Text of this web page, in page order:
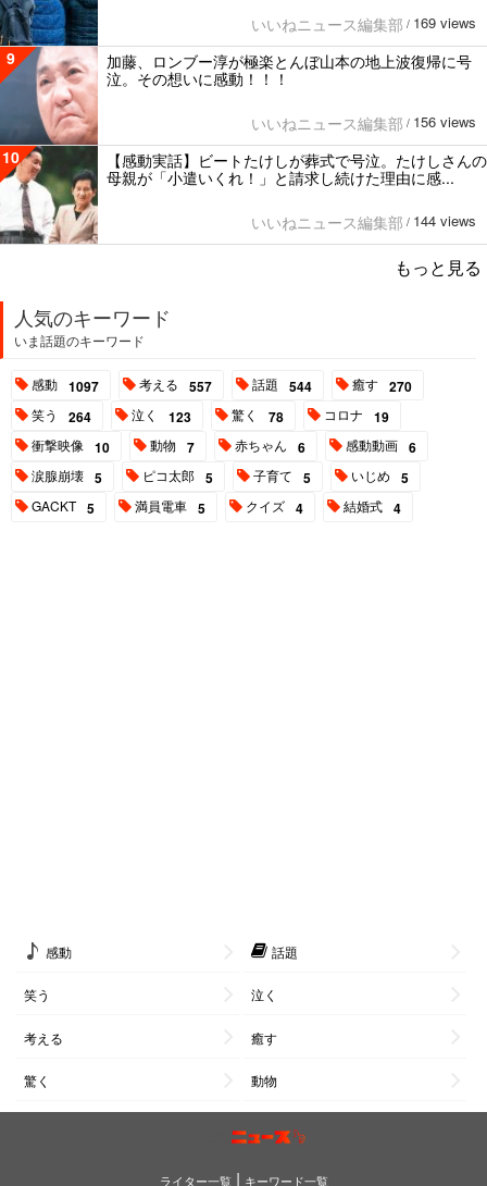
いいねニュース編集部 / 169 views
9
加藤、ロンブー淳が極楽とんぼ山本の地上波復帰に号
泣。その想いに感動！！！
いいねニュース編集部 / 156 views
10
【感動実話】ビートたけしが葬式で号泣。たけしさんの
母親が「小遣いくれ！」と請求し続けた理由に感...
いいねニュース編集部 / 144 views
もっと見る
人気のキーワード
いま話題のキーワード
感動 1097 考える 557 話題 544 癒す 270
笑う 264 泣く 123 驚く 78 コロナ 19
衝撃映像 10 動物 7 赤ちゃん 6 感動動画 6
涙腺崩壊 5 ピコ太郎 5 子育て 5 いじめ 5
GACKT 5 満員電車 5 クイズ 4 結婚式 4
感動 話題
笑う 泣く
考える 癒す
驚く 動物
ライター一覧| キーワード一覧